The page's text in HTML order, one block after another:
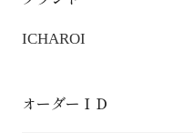
ICHAROI
オーダーＩＤ